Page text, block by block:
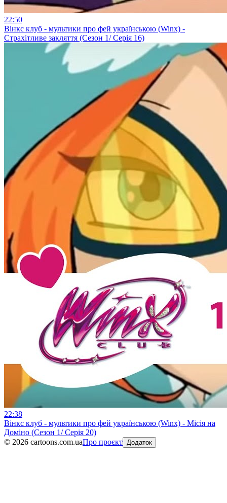
22:50
Вінкс клуб - мультики про фей українською (Winx) -
Страхітливе закляття (Сезон 1/ Серія 16)
22:38
Вінкс клуб - мультики про фей українською (Winx) - Місія на
Доміно (Сезон 1/ Серія 20)
© 2026 cartoons.com.uaПро проєкт Додаток